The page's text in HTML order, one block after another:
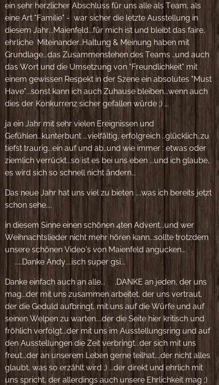
ein sehr herzlicher Abschluss für uns alle als Team, als
eine Art "Familie" - war sicher die letzte Ausstellung in
diesem Jahr...Maienfeld...für mich ist und bleibt das faire,
ehrliche Miteinander..Haltung & Meinung haben mit
Grundlage...das Zusammenstehen des Teams ..und auch
das Wort und die Umsetzung von "Freundlichkeit" mit
einem gewissen Respekt in der Szene ein absolutes "Must
Have"...sonst kann ich auch Zuhause bleiben...wenn auch
dies der Konkurrenz sicher gefallen würde ;) ...
ja ein Jahr mit sehr vielen Ereignissen und
Gefühlen...kunterbunt ...vielfältig, erfolgreich ..glücklich..zu
tiefst traurig...ein auf und ab..und wie immer : etwas oder
ziemlich verrückt...so ist es bei uns eben ...und ich glaube,
es wird sich so schnell nicht ändern...
Das neue Jahr hat uns viel zu bieten ....was ich bereits jetzt
schon sehe....
in diesem Sinne einen schönen 4ten Advent...und wer
Weihnachtslieder nicht mehr hören kann...sollte trotzdem
unsere schönen Video's von Maienfeld angucken...🤪
🎄.....Danke Andy....isch super gsi...
Danke einfach auch an alle...💖.DANKE an jeden, der uns
mag...der mit uns zusammen arbeitet, der uns vertraut,
der die Geduld aufbringt, mit uns auf die Würfe und auf
seinen Welpen zu warten....der die Seite hier kritisch und
fröhlich verfolgt...der mit uns im Ausstellungsring und auf
den Ausstellungen die Zeit verbringt...der sich mit uns
freut...der an unserem Leben gerne teilhat....der nicht alles
glaubt, was so erzählt wird ;) ...der direkt und ehrlich mit
uns spricht, der allerdings auch unsere Ehrlichkeit mag ;)